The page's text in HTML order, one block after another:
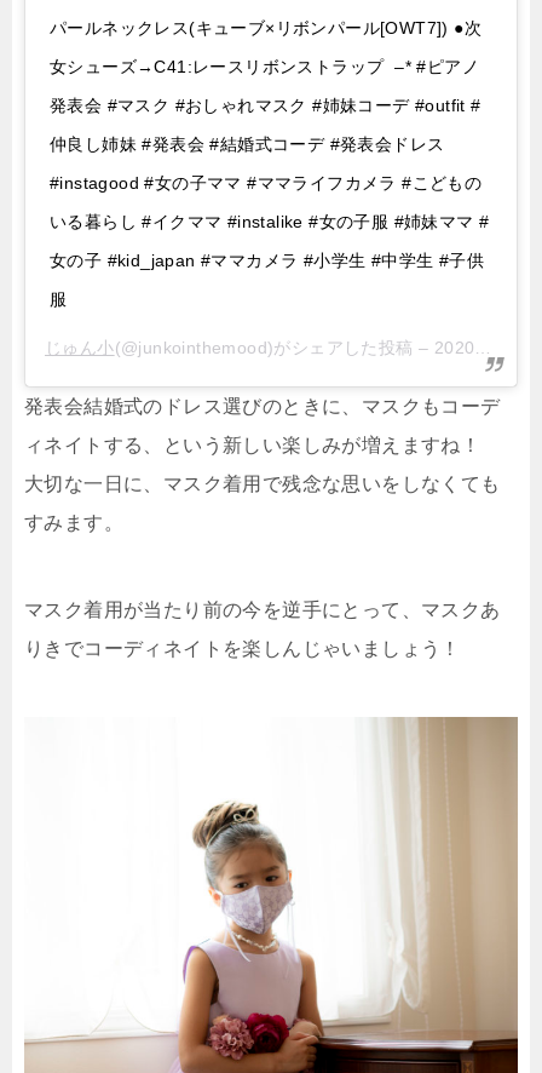
パールネックレス(キューブ×リボンパール[OWT7]) ●次
女シューズ→C41:レースリボンストラップ –* #ピアノ
発表会 #マスク #おしゃれマスク #姉妹コーデ #outfit #
仲良し姉妹 #発表会 #結婚式コーデ #発表会ドレス
#instagood #女の子ママ #ママライフカメラ #こどもの
いる暮らし #イクママ #instalike #女の子服 #姉妹ママ #
女の子 #kid_japan #ママカメラ #小学生 #中学生 #子供
服
じゅん小(@junkointhemood)がシェアした投稿 – 2020年 9月月6日午後4時17分PDT
発表会結婚式のドレス選びのときに、マスクもコーデ
ィネイトする、という新しい楽しみが増えますね！
大切な一日に、マスク着用で残念な思いをしなくても
すみます。
マスク着用が当たり前の今を逆手にとって、マスクあ
りきでコーディネイトを楽しんじゃいましょう！